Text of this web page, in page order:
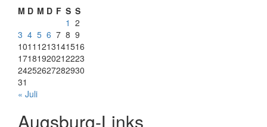
M D M D F S S
1 2
3 4 5 6 7 8 9
1011 1213141516
17181920212223
24252627282930
31
« Juli
Augsburg-Links